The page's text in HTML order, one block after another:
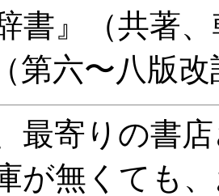
書』（共著
第六〜八版
最寄りの書
が無くても